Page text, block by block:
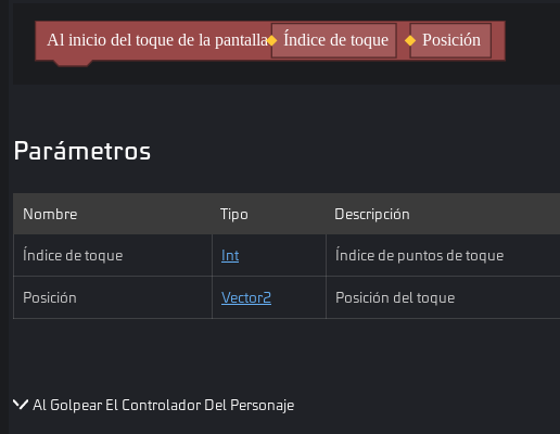
Al inicio del toque de la pantalla Índice de toque Posición
Parámetros
Nombre Tipo Descripción
Índice de toque Int Índice de puntos de toque
Posición Vector2 Posición del toque
Al Golpear El Controlador Del Personaje